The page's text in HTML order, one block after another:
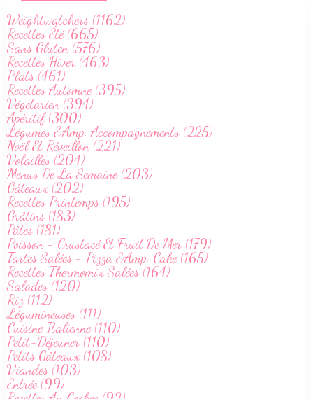
Weightwatchers (1162)
Recettes Été (665)
Sans Gluten (576)
Recettes Hiver (463)
Plats (461)
Recettes Automne (395)
Végetarien (394)
Apéritif (300)
Légumes &Amp; Accompagnements (225)
Noël Et Réveillon (221)
Volailles (204)
Menus De La Semaine (203)
Gâteaux (202)
Recettes Printemps (195)
Grâtins (183)
Pâtes (181)
Poisson - Crustacé Et Fruit De Mer (179)
Tartes Salées - Pizza &Amp; Cake (165)
Recettes Thermomix Salées (164)
Salades (120)
Riz (112)
Légumineuses (111)
Cuisine Italienne (110)
Petit-Déjeuner (110)
Petits Gâteaux (108)
Viandes (103)
Entrée (99)